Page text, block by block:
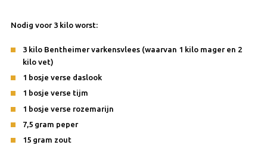
Nodig voor 3 kilo worst:
3 kilo Bentheimer varkensvlees (waarvan 1 kilo mager en 2
kilo vet)
1 bosje verse daslook
1 bosje verse tijm
1 bosje verse rozemarijn
7,5 gram peper
15 gram zout